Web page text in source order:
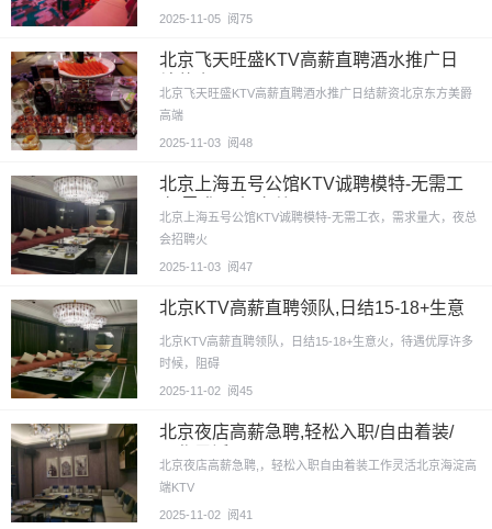
2025-11-05 阅75
北京飞天旺盛KTV高薪直聘酒水推广日
结薪资
北京飞天旺盛KTV高薪直聘酒水推广日结薪资北京东方美爵
高端
2025-11-03 阅48
北京上海五号公馆KTV诚聘模特-无需工
衣,需求量大,夜总
北京上海五号公馆KTV诚聘模特-无需工衣，需求量大，夜总
会招聘火
2025-11-03 阅47
北京KTV高薪直聘领队,日结15-18+生意
火
北京KTV高薪直聘领队，日结15-18+生意火，待遇优厚许多
时候，阻碍
2025-11-02 阅45
北京夜店高薪急聘,轻松入职/自由着装/
工作灵活
北京夜店高薪急聘,，轻松入职自由着装工作灵活北京海淀高
端KTV
2025-11-02 阅41